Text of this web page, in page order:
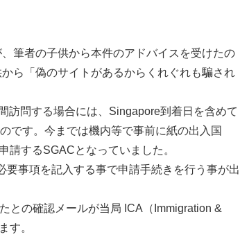
筆者の子供から本件のアドバイスを受けたの
ら「偽のサイトがあるからくれぐれも騙され
問する場合には、Singapore到着日を含めて
です。今までは機内等で事前に紙の出入国
請するSGACとなっていました。
事項を記入する事で申請手続きを行う事が出
との確認メールが当局 ICA（Immigration &
す。